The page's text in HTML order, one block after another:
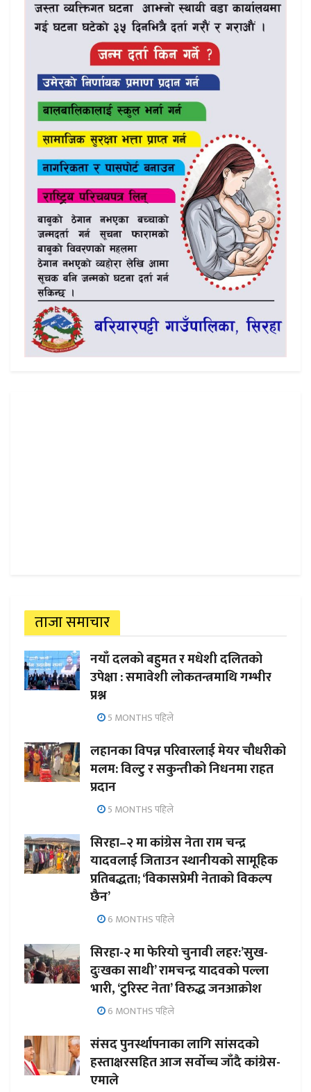
ताजा समाचार
नयाँ दलको बहुमत र मधेशी दलितको
उपेक्षा : समावेशी लोकतन्त्रमाथि गम्भीर
प्रश्न
5 MONTHS पहिले
लहानका विपन्न परिवारलाई मेयर चौधरीको
मलम: विल्टु र सकुन्तीको निधनमा राहत
प्रदान
5 MONTHS पहिले
सिरहा–२ मा कांग्रेस नेता राम चन्द्र
यादवलाई जिताउन स्थानीयको सामूहिक
प्रतिबद्धता; ‘विकासप्रेमी नेताको विकल्प
छैन’
6 MONTHS पहिले
सिरहा-२ मा फेरियो चुनावी लहर:’सुख-
दुःखका साथी’ रामचन्द्र यादवको पल्ला
भारी, ‘टुरिस्ट नेता’ विरुद्ध जनआक्रोश
6 MONTHS पहिले
संसद पुनर्स्थापनाका लागि सांसदको
हस्ताक्षरसहित आज सर्वोच्च जाँदै कांग्रेस-
एमाले